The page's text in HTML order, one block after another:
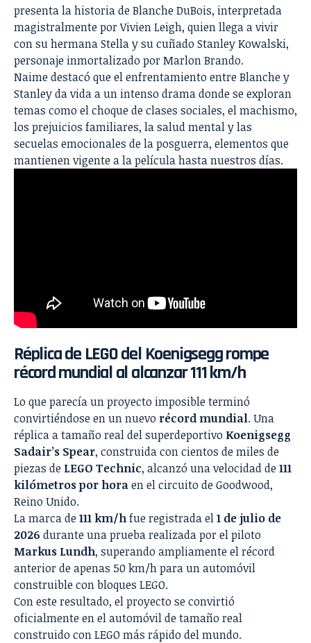
presenta la historia de Blanche DuBois, interpretada
magistralmente por Vivien Leigh, quien llega a vivir
con su hermana Stella y su cuñado Stanley Kowalski,
personaje inmortalizado por Marlon Brando.
Naime destacó que el enfrentamiento entre Blanche y
Stanley da vida a un intenso drama donde se exploran
temas como el choque de clases sociales, el machismo,
los prejuicios familiares, la salud mental y las
secuelas emocionales de la posguerra, elementos que
mantienen vigente a la película hasta nuestros días.
Réplica de LEGO del Koenigsegg rompe
récord mundial al alcanzar 111 km/h
Lo que parecía un proyecto imposible terminó
convirtiéndose en un nuevo récord mundial. Una
réplica a tamaño real del superdeportivo Koenigsegg
Sadair’s Spear, construida con cientos de miles de
piezas de LEGO Technic, alcanzó una velocidad de111
kilómetros por horaen el circuito de Goodwood,
Reino Unido.
La marca de111 km/hfue registrada el1 de julio de
2026 durante una prueba realizada por el piloto
Markus Lundh, superando ampliamente el récord
anterior de apenas 50 km/h para un automóvil
construible con bloques LEGO.
Con este resultado, el proyecto se convirtió
oficialmente en el automóvil de tamaño real
construido con LEGO más rápido del mundo.